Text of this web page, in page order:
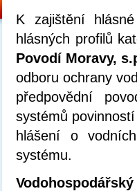
K zajištění
hlásných profilů
Povodí Moravy,
odboru ochrany
předpovědní
systémů
hlášení o
systému.